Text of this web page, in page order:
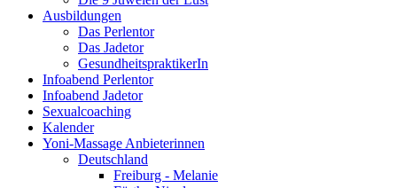
Ausbildungen
Das Perlentor
Das Jadetor
GesundheitspraktikerIn
Infoabend Perlentor
Infoabend Jadetor
Sexualcoaching
Kalender
Yoni-Massage Anbieterinnen
Deutschland
Freiburg - Melanie